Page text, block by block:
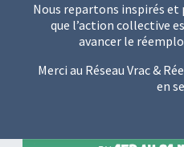
Nous repartons inspirés et
que l’action collective
avancer le
Merci au Réseau Vrac &
en